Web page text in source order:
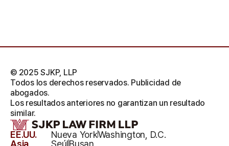
EE.UU. Nueva YorkWashington, D.C.
© 2025 SJKP, LLP
Todos los derechos reservados. Publicidad de
abogados.
Los resultados anteriores no garantizan un resultado
similar.